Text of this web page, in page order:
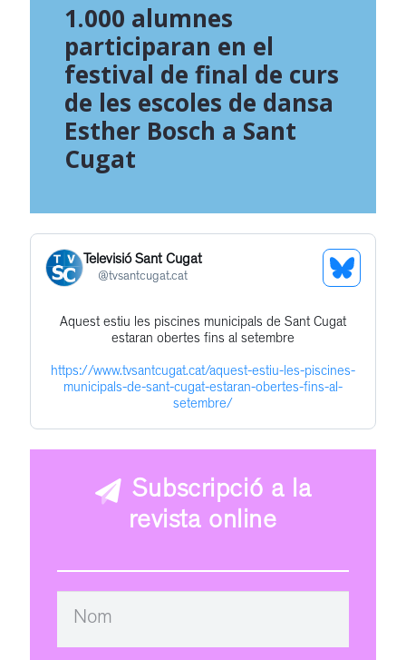
1.000 alumnes
participaran en el
festival de final de curs
de les escoles de dansa
Esther Bosch a Sant
Cugat
Televisió Sant Cugat
@tvsantcugat.cat
See
Profile
Get
this
post
Aquest estiu les piscines municipals de Sant Cugat
estaran obertes fins al setembre
https://www.tvsantcugat.cat/aquest-estiu-les-piscines-
municipals-de-sant-cugat-estaran-obertes-fins-al-
setembre/
Subscripció a la
revista online